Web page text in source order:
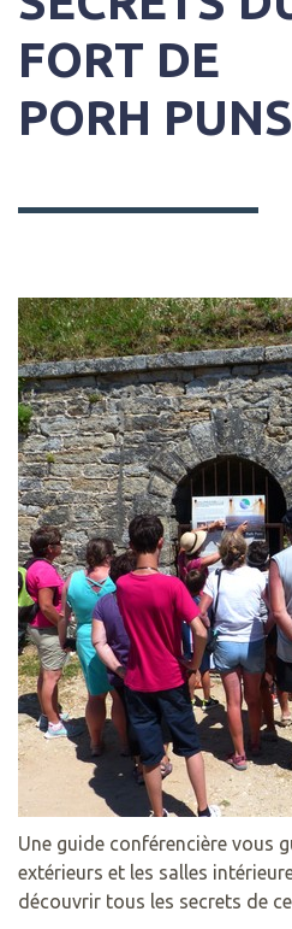
FORT DE
PORH PUNS
Une guide conférencière vous
extérieurs et les salles
découvrir tous les secrets de